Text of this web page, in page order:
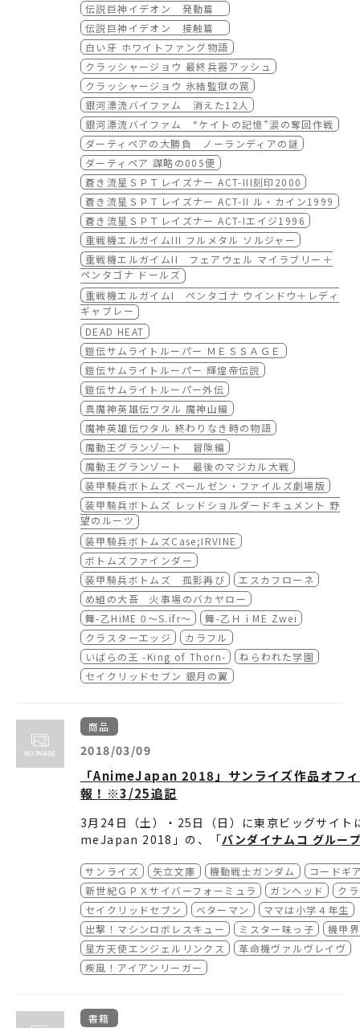
ス
バンダイチャンネルにて、OVA・劇場作品など
40作品の配信が見放題でスタートしました！
今年放送30周年を迎える『魔動王グランゾー
ト』の他、
GWのこの機会に不朽の名作たちを余すことな
くお楽しみください!!
<特設ページ>
https://www.b-ch.com/contents/feat_su
nrise_ova/
<4月26日 見放題配信開始作品一覧>
伝説巨神イデオン 接触篇／発動篇
白い牙 ホワイトファング物語
劇場版 クラッシャージョウ
クラッシャージョウ 氷結監獄の罠
クラッシャージョウ 最終兵器アッシュ
銀河漂流バイファム 消えた12人
銀河漂流バイファム ”ケイトの記憶”涙の奪回
作戦!!
ダーティペアの大勝負 ノーランディアの謎
ダーティペア 謀略の005便
蒼き流星SPTレイズナー ACT-I エイジ1996
蒼き流星SPTレイズナー ACT-II ル・カイン19
99
蒼き流星SPTレイズナー ACT-III 刻印2000
重戦機エルガイムI ペンタゴナ ウインドウ＋レ
ディ ギャブレー
重戦機エルガイムII フェアウェル マイラブリー
＋ペンタゴナ ドールズ
重戦機エルガイムIII フルメタル ソルジャー
ＤＥＡＤ ＨＥＡＴ
鎧伝サムライトルーパー外伝
鎧伝サムライトルーパー 輝煌帝伝説
鎧伝サムライトルーパー MESSAGE
真魔神英雄伝ワタル 魔神山編
魔神英雄伝ワタル 終わりなき時の物語
魔動王グランゾート 最後のマジカル大戦
魔動王グランゾート 冒険編
装甲騎兵ボトムズ レッドショルダードキュメン
ト 野望のルーツ
装甲騎兵ボトムズ ペールゼン・ファイルズ 劇
装甲騎兵ボトムズ Case;IRVINE
ボトムズファインダー
装甲騎兵ボトムズ 孤影再び
エスカフローネ
め組の大吾 火事場のバカヤロー
カウボーイビバップ 天国の扉
舞-乙HiME Zwei
舞-乙HiME ０～S.ifr～
カラフル
いばらの王 -King of Thorn-
ねらわれた学園
セイクリッドセブン 銀月の翼
劇場版 TIGER & BUNNY -The Beginning-
劇場版 TIGER & BUNNY -The Rising-
のOVA・劇場版作品についてはバンダイチャン
ネル公式サイトをご確認ください。
伝説巨神イデオン 発動篇
伝説巨神イデオン 接触篇
白い牙 ホワイトファング物語
クラッシャージョウ 最終兵器アッシュ
クラッシャージョウ 氷結監獄の罠
銀河漂流バイファム 消えた12人
銀河漂流バイファム “ケイトの記憶”涙の奪回作戦
ダーティペアの大勝負 ノーランディアの謎
ダーティペア 謀略の005便
蒼き流星ＳＰＴレイズナー ACT-III刻印2000
蒼き流星ＳＰＴレイズナー ACT-II ル・カイン1999
蒼き流星ＳＰＴレイズナー ACT-Iエイジ1996
重戦機エルガイムIII フルメタル ソルジャー
重戦機エルガイムII フェアウェル マイラブリー＋
ペンタゴナ ドールズ
重戦機エルガイムI ペンタゴナ ウインドウ＋レディ
ギャブレー
DEAD HEAT
鎧伝サムライトルーパー ＭＥＳＳＡＧＥ
鎧伝サムライトルーパー 輝煌帝伝説
鎧伝サムライトルーパー外伝
真魔神英雄伝ワタル 魔神山編
魔神英雄伝ワタル 終わりなき時の物語
魔動王グランゾート 冒険編
魔動王グランゾート 最後のマジカル大戦
装甲騎兵ボトムズ ペールゼン・ファイルズ劇場版
装甲騎兵ボトムズ レッドショルダードキュメント 野
望のルーツ
装甲騎兵ボトムズCase;IRVINE
ボトムズファインダー
装甲騎兵ボトムズ 孤影再び
エスカフローネ
め組の大吾 火事場のバカヤロー
舞-乙HiME 0～S.ifr～
舞-乙ＨｉME Zwei
クラスターエッジ
カラフル
いばらの王 -King of Thorn-
ねらわれた学園
セイクリッドセブン 銀月の翼
商品
2018/03/09
「AnimeJapan 2018」サンライズ作品オフ
報！※3/25追記
3月24日（土）・25日（日）に東京ビッグサイ
meJapan 2018」の、「バンダイナムコ グルー
す。
新アイテムも登場するのでぜひお立ち寄り下さい
BNP作品アイテムはこちら をご覧ください！
AnimeJapan 2018
日程
メインエリア 2018年3月24日（土
サンライズ 矢立文庫 機動戦士ガンダム
コードギ
新世紀ＧＰＸサイバーフォーミュラ
ガンヘッド
ク
セイクリッドセブン
ベターマン
ママは小学４年生
出撃！マシンロボレスキュー
ミスター味っ子
機甲
星方天使エンジェルリンクス
革命機ヴァルヴレイヴ
疾風！アイアンリーガー
書籍